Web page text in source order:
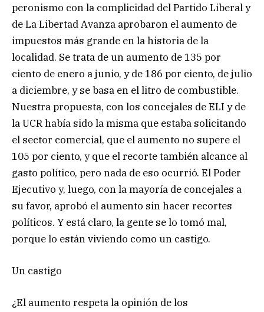
peronismo con la complicidad del Partido Liberal y
de La Libertad Avanza aprobaron el aumento de
impuestos más grande en la historia de la
localidad. Se trata de un aumento de 135 por
ciento de enero a junio, y de 186 por ciento, de julio
a diciembre, y se basa en el litro de combustible.
Nuestra propuesta, con los concejales de ELI y de
la UCR había sido la misma que estaba solicitando
el sector comercial, que el aumento no supere el
105 por ciento, y que el recorte también alcance al
gasto político, pero nada de eso ocurrió. El Poder
Ejecutivo y, luego, con la mayoría de concejales a
su favor, aprobó el aumento sin hacer recortes
políticos. Y está claro, la gente se lo tomó mal,
porque lo están viviendo como un castigo.
Un castigo
¿El aumento respeta la opinión de los